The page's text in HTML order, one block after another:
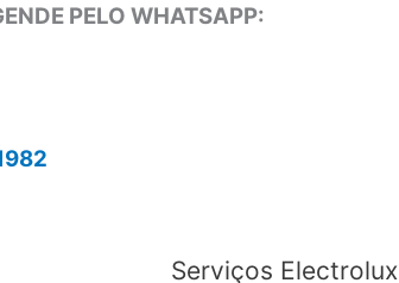
PELO WHATSAPP:
Serviços Electrolux